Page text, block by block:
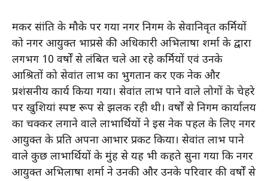
मकर संक्रांति के मौके पर गया नगर निगम के सेवानिवृत कर्मियों
को नगर आयुक्त भाप्रसे की अधिकारी अभिलाषा शर्मा के द्वारा
लगभग 10 वर्षों से लंबित चले आ रहे कर्मियों एवं उनके
आश्रितों को सेवांत लाभ का भुगतान कर एक नेक और
प्रशंसनीय कार्य किया गया। सेवांत लाभ पाने वाले लोगों के चेहरे
पर खुशियां स्पष्ट रूप से झलक रही थी। वर्षों से निगम कार्यालय
का चक्कर लगाने वाले लाभार्थियों ने इस नेक पहल के लिए नगर
आयुक्त के प्रति अपना आभार प्रकट किया। सेवांत लाभ पाने
वाले कुछ लाभार्थियों के मुंह से यह भी कहते सुना गया कि नगर
आयुक्त अभिलाषा शर्मा ने उनकी और उनके परिवार की वर्षों से